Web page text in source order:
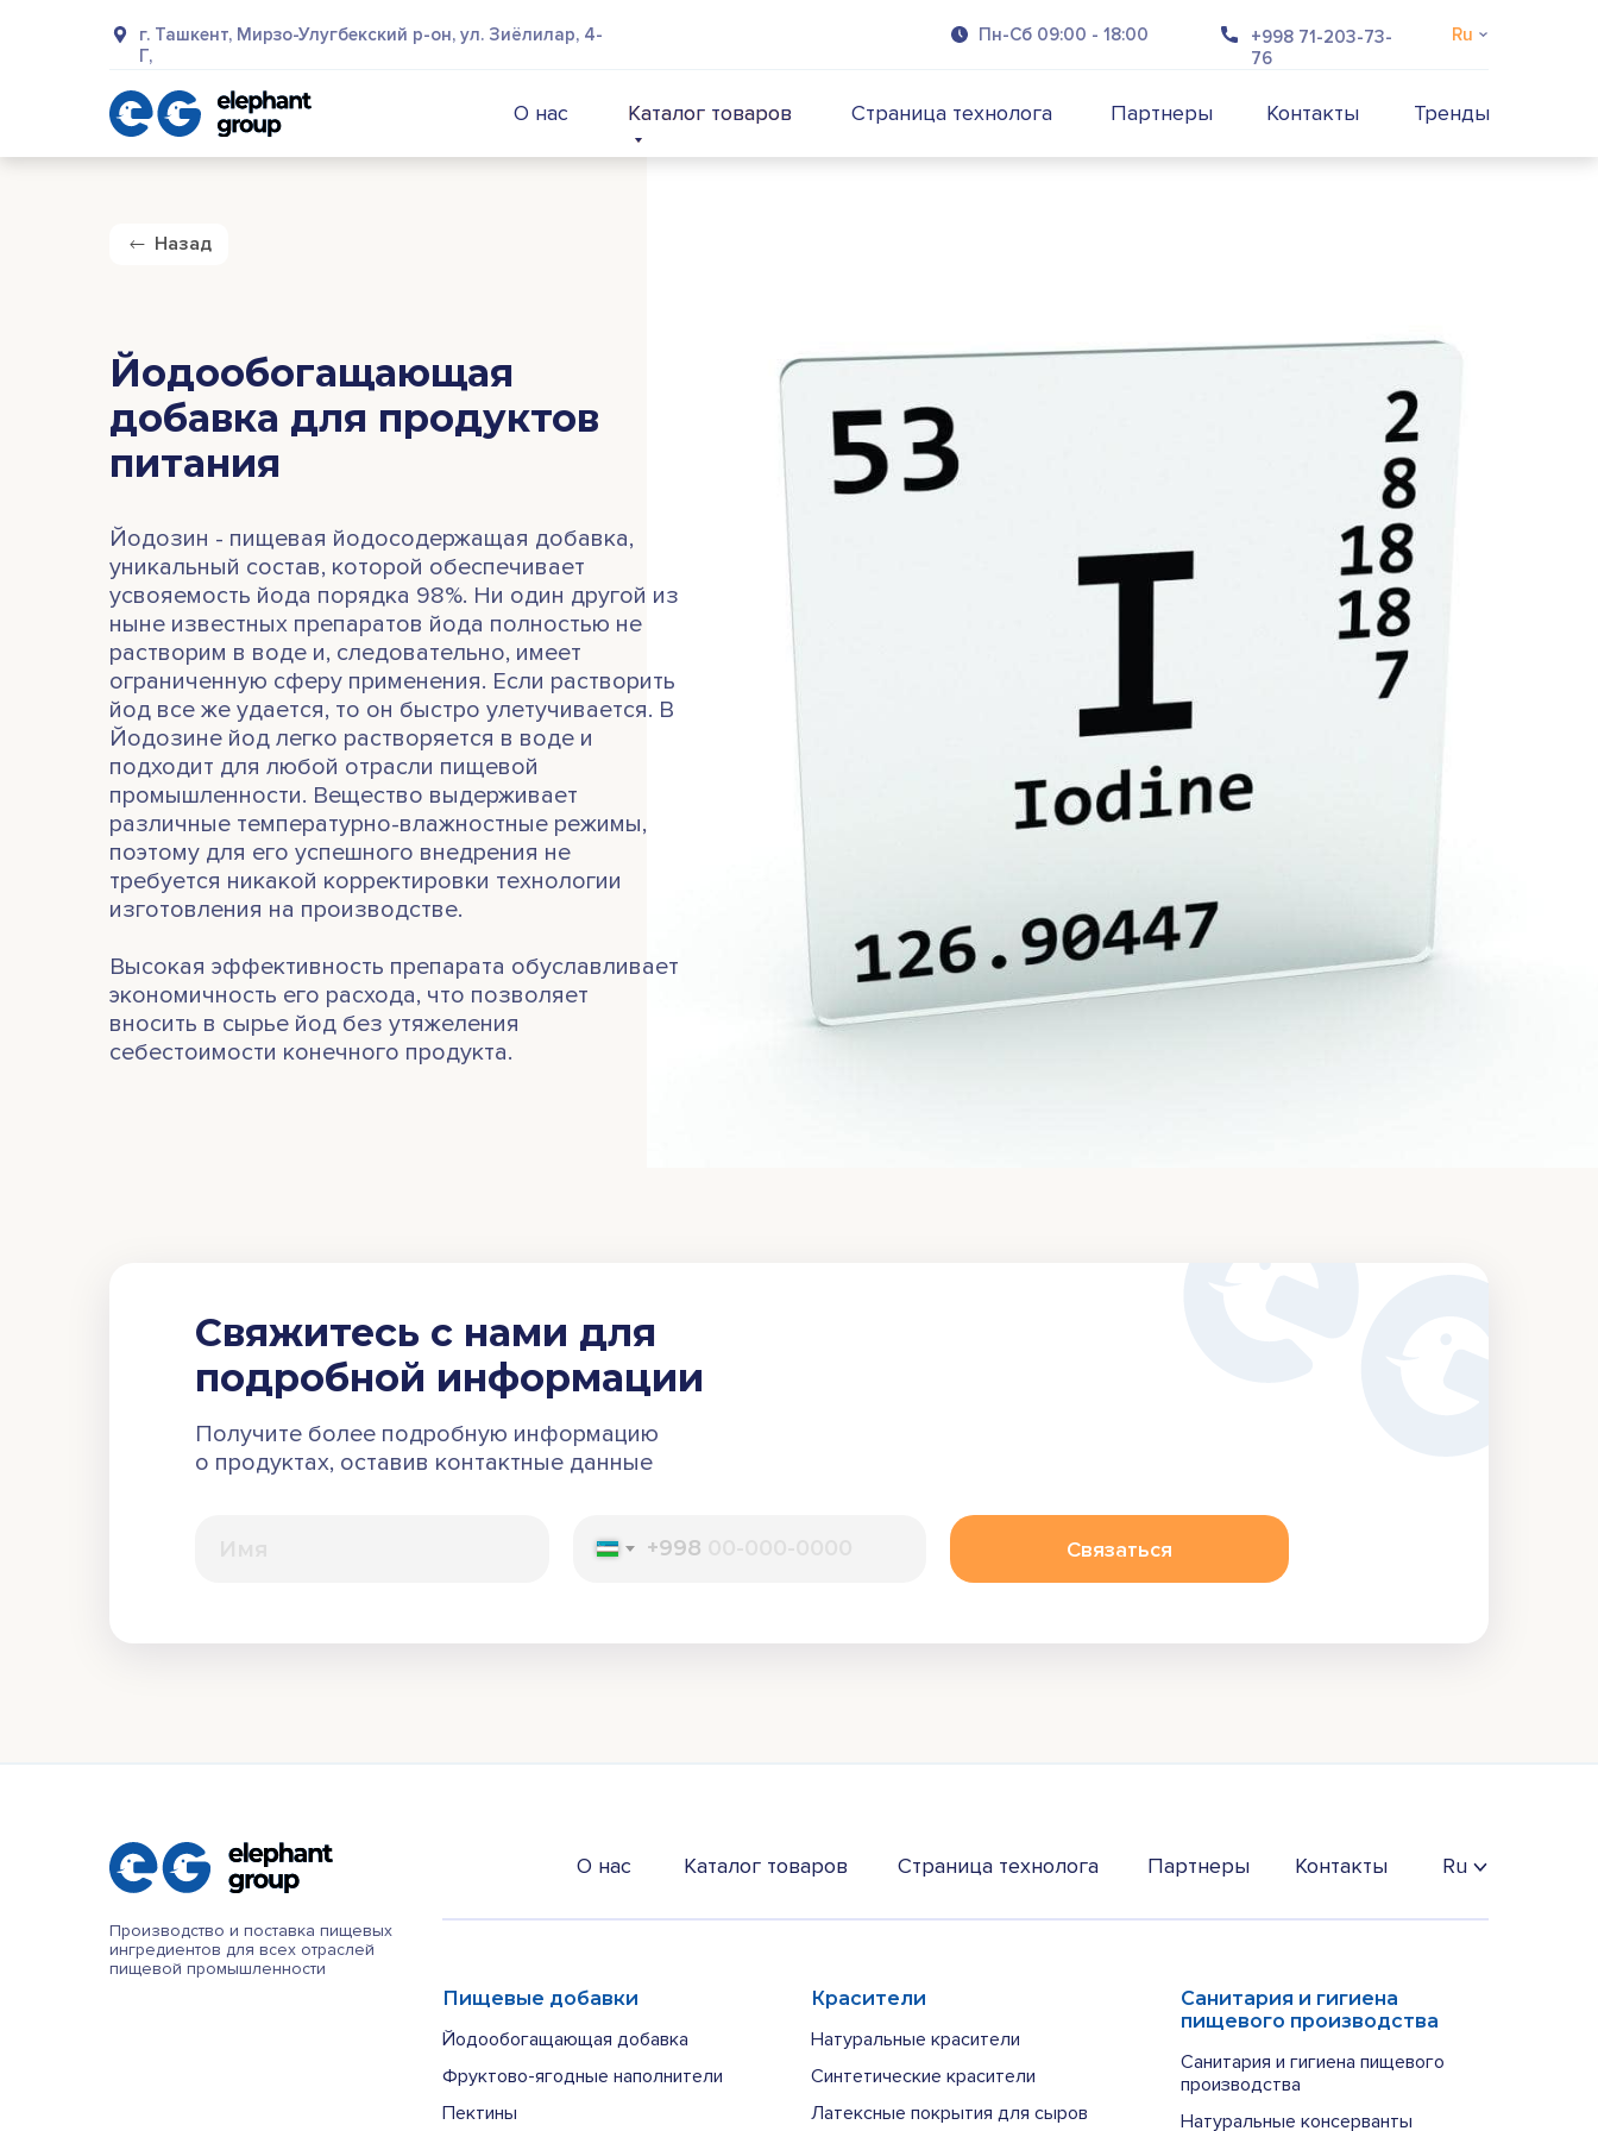
г. Ташкент, Мирзо-Улугбекский р-он, ул. Зиёлилар, 4-
Г,
Пн-Сб 09:00 - 18:00
+998 71-203-73-
76
Ru
О нас Каталог товаров
Каталог товаров Страница технолога Партнеры Контакты Тренды
Назад
Йодообогащающая
добавка для продуктов
питания
Йодозин - пищевая йодосодержащая добавка,
уникальный состав, которой обеспечивает
усвояемость йода порядка 98%. Ни один другой из
ныне известных препаратов йода полностью не
растворим в воде и, следовательно, имеет
ограниченную сферу применения. Если растворить
йод все же удается, то он быстро улетучивается. В
Йодозине йод легко растворяется в воде и
подходит для любой отрасли пищевой
промышленности. Вещество выдерживает
различные температурно-влажностные режимы,
поэтому для его успешного внедрения не
требуется никакой корректировки технологии
изготовления на производстве.
Высокая эффективность препарата обуславливает
экономичность его расхода, что позволяет
вносить в сырье йод без утяжеления
себестоимости конечного продукта.
Свяжитесь с нами для
подробной информации
Получите более подробную информацию
о продуктах, оставив контактные данные
+998 Связаться
Йодообогащающая добавка
Фруктово-ягодные наполнители
Пектины
Натуральные красители
Синтетические красители
Латексные покрытия для сыров
Санитария и гигиена пищевого
производства
Натуральные консерванты
О нас Каталог товаров Страница технолога Партнеры Контакты
Производство и поставка пищевых
ингредиентов для всех отраслей
пищевой промышленности
Пищевые добавки Красители
Санитария и гигиена
пищевого производства
Ru